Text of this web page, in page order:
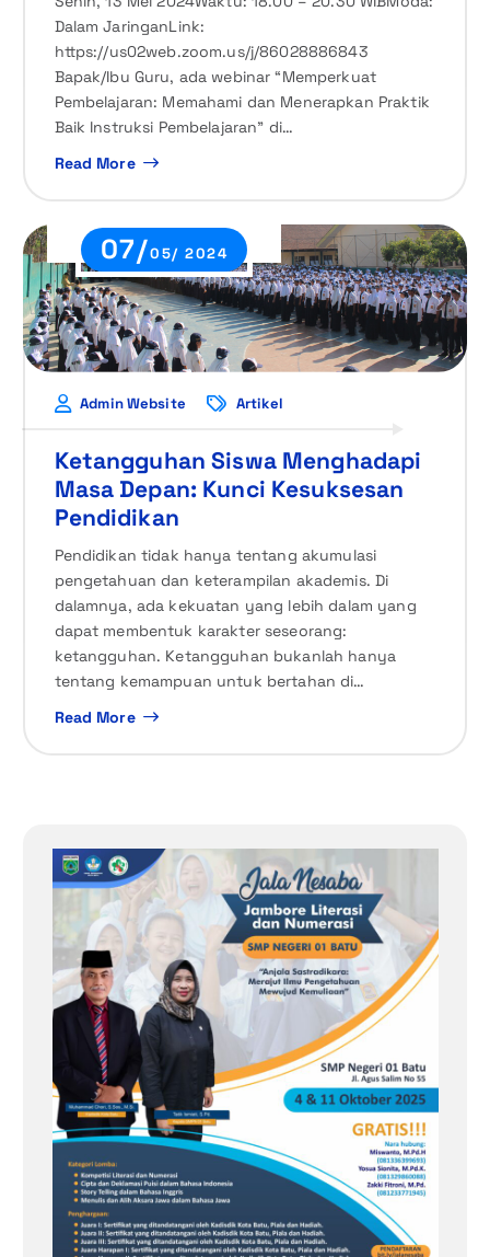
Dalam JaringanLink:
https://us02web.zoom.us/j/86028886843
Bapak/Ibu Guru, ada webinar “Memperkuat
Pembelajaran: Memahami dan Menerapkan Praktik
Baik Instruksi Pembelajaran” di…
Read More
07/05/ 2024
Admin Website Artikel
Ketangguhan Siswa Menghadapi
Masa Depan: Kunci Kesuksesan
Pendidikan
Pendidikan tidak hanya tentang akumulasi
pengetahuan dan keterampilan akademis. Di
dalamnya, ada kekuatan yang lebih dalam yang
dapat membentuk karakter seseorang:
ketangguhan. Ketangguhan bukanlah hanya
tentang kemampuan untuk bertahan di…
Read More